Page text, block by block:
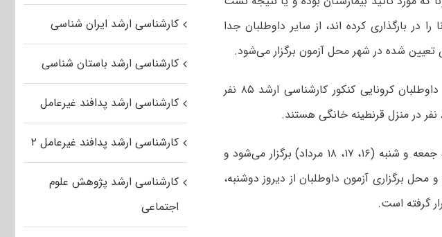
در بارگذاری کرده اند، از سایر داوطلبان جدا
تعیین شده در شهر محل آزمون برگزار می‌شود.
گفتنی است، تعداد ثبت نام کنندگان در خود اظهاری داوطلبان کرونایی کنکور کارشناسی ارشد ۸۵ نفر
کنکور کارشناسی ارشد در نوبت صبح روز‌های پنجشنبه، جمعه و شنبه (۱۶، ۱۷، ۱۸ مرداد) برگزار می‌شود و
برگزاری آزمون داوطلبان از دیروز دوشنبه،
کارشناسی ارشد ایران شناسی
کارشناسی ارشد باستان شناسی
کارشناسی ارشد پدافند غیرعامل
کارشناسی ارشد پدافند غیرعامل ۲
کارشناسی ارشد پژوهش علوم
اجتماعی